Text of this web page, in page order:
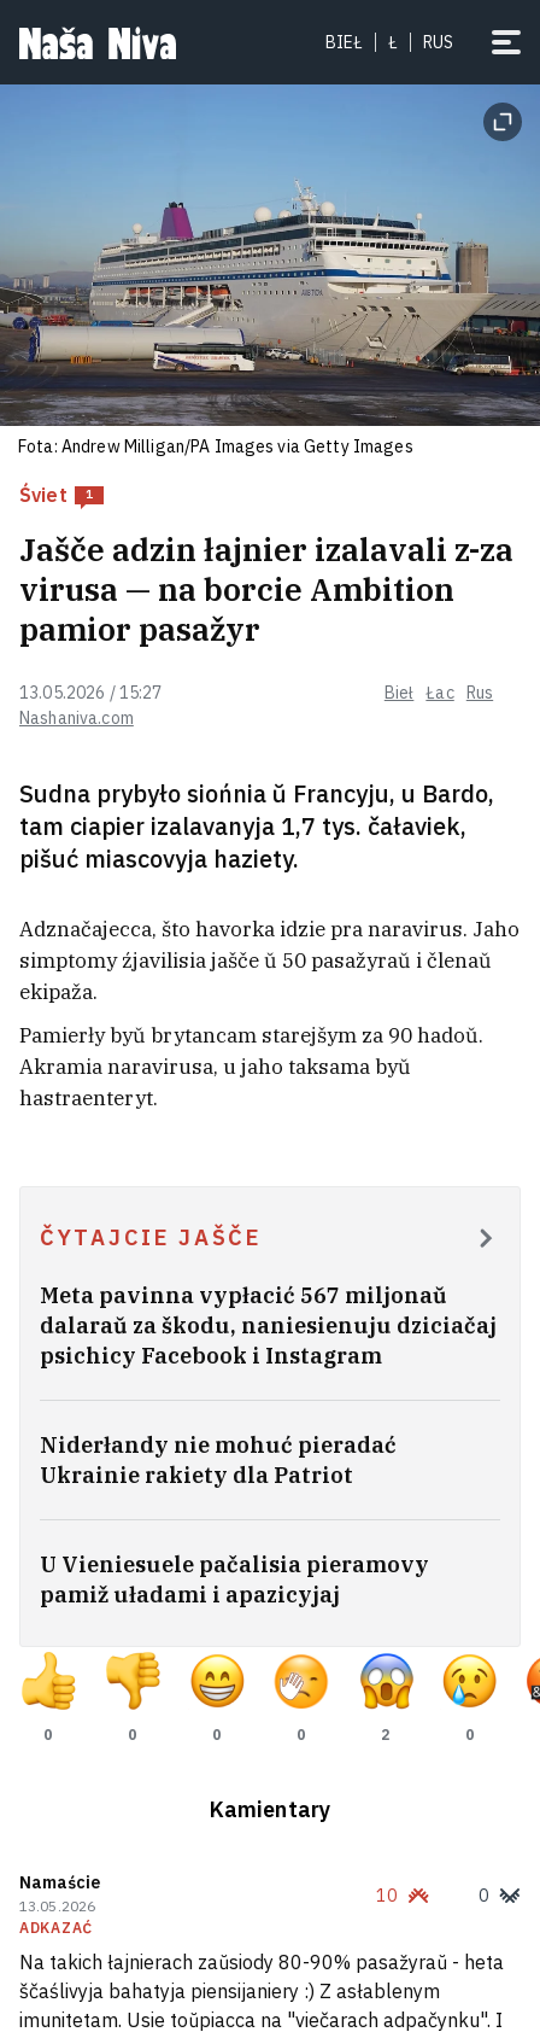
BIEŁ Ł RUS
Śviet 1
Nashaniva.com
13.05.2026 / 15:27 Bieł Łac Rus
Jašče adzin łajnier izalavali z-za
virusa — na borcie Ambition
pamior pasažyr
Sudna prybyło siońnia ŭ Francyju, u Bardo,
tam ciapier izalavanyja 1,7 tys. čałaviek,
pišuć miascovyja haziety.
Fota: Andrew Milligan/PA Images via Getty Images
Adznačajecca, što havorka idzie pra naravirus. Jaho
simptomy źjavilisia jašče ŭ 50 pasažyraŭ i členaŭ
ekipaža.
Pamierły byŭ brytancam starejšym za 90 hadoŭ.
Akramia naravirusa, u jaho taksama byŭ
hastraenteryt.
ČYTAJCIE JAŠČE
Meta pavinna vypłacić 567 miljonaŭ
dalaraŭ za škodu, naniesienuju dziciačaj
psichicy Facebook i Instagram
Niderłandy nie mohuć pieradać
Ukrainie rakiety dla Patriot
U Vieniesuele pačalisia pieramovy
pamiž uładami i apazicyjaj
0 0 0 0 2 0
Kamientary
Namaście
13.05.2026
ADKAZAĆ
10 0
Na takich łajnierach zaŭsiody 80-90% pasažyraŭ - heta
ščaślivyja bahatyja piensijaniery :) Z asłablenym
imunitetam. Usie toŭpiacca na "viečarach adpačynku". I
Babaryka zojmiecca biznesam — užo
adkryŭ kampaniju ŭ Hiermanii
Łukašenka ŭ Vilejcy aceńvaŭ
biełaruskija pryceły: Ja
hranatamiotčyk
U Bychavie traich znajšli ŭ domie
niežyvymi
Rabočaha ź Pinska asudzili za ŭdzieł
Internet-šopinh staŭ novym
sposabam baraćby sa stresam dla
zadavalnieńnie časta prynosić sam
praces, a nie pakupka
Tramp zabaraniŭ u ZŠA
«naradžalny turyzm» dla asobnych
katehoryj
1
Škvał, mocny viecier i hrad narabili biady
hetaj nočču